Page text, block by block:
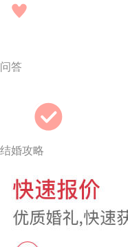
问答
结婚攻略